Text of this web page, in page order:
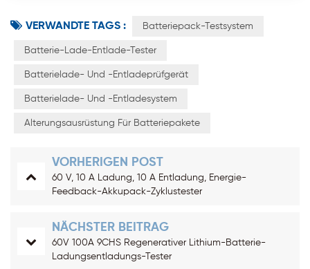
VERWANDTE TAGS : Batteriepack-Testsystem
Batterie-Lade-Entlade-Tester
Batterielade- Und -entladeprüfgerät
Batterielade- Und -entladesystem
Alterungsausrüstung Für Batteriepakete
VORHERIGEN POST
60 V, 10 A Ladung, 10 A Entladung, Energie-
Feedback-Akkupack-Zyklustester
NÄCHSTER BEITRAG
60V 100A 9CHS Regenerativer Lithium-Batterie-
Ladungsentladungs-Tester